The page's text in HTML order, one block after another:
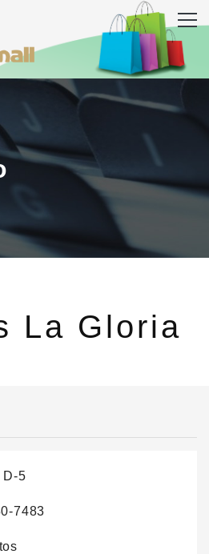
La Gloria
D-5
7483